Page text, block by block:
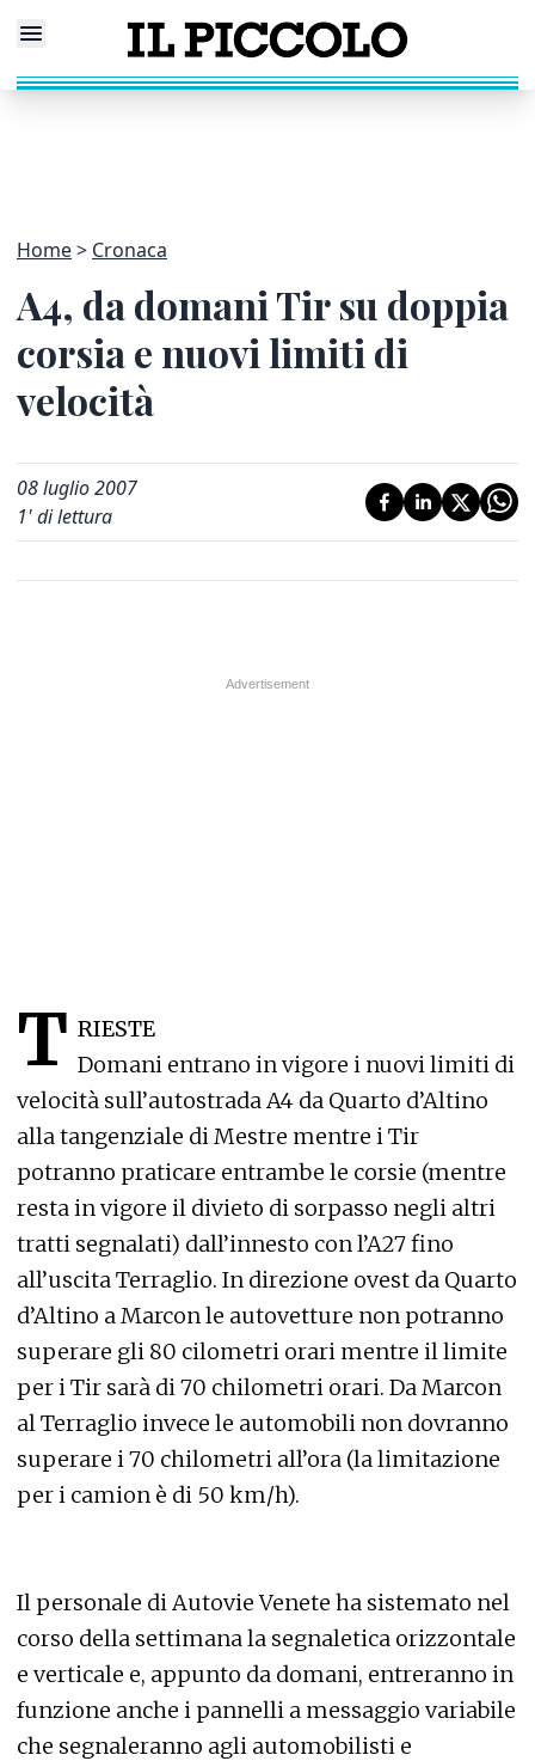
Home Cronaca
A4, da domani Tir su doppia
corsia e nuovi limiti di
velocità
08 luglio 2007
1' di lettura
T RIESTE
Domani entrano in vigore i nuovi limiti di
velocità sull’autostrada A4 da Quarto d’Altino
alla tangenziale di Mestre mentre i Tir
potranno praticare entrambe le corsie (mentre
resta in vigore il divieto di sorpasso negli altri
tratti segnalati) dall’innesto con l’A27 fino
all’uscita Terraglio. In direzione ovest da Quarto
d’Altino a Marcon le autovetture non potranno
superare gli 80 cilometri orari mentre il limite
per i Tir sarà di 70 chilometri orari. Da Marcon
al Terraglio invece le automobili non dovranno
superare i 70 chilometri all’ora (la limitazione
per i camion è di 50 km/h).
Il personale di Autovie Venete ha sistemato nel
corso della settimana la segnaletica orizzontale
e verticale e, appunto da domani, entreranno in
funzione anche i pannelli a messaggio variabile
che segnaleranno agli automobilisti e